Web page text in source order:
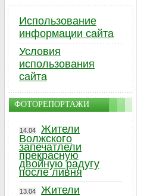
Использование
информации сайта
Условия
использования
сайта
ФОТОРЕПОРТАЖИ
14.04
Жители
Волжского
запечатлели
прекрасную
двойную радугу
после ливня
13.04
Жители